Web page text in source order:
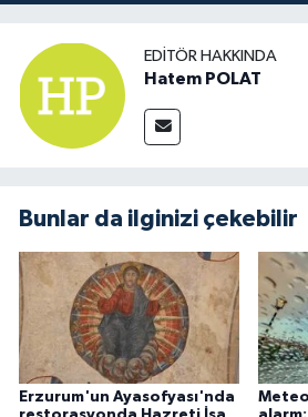
EDITÖR HAKKINDA
Hatem POLAT
Bunlar da ilginizi çekebilir
Erzurum'un Ayasofyası'nda